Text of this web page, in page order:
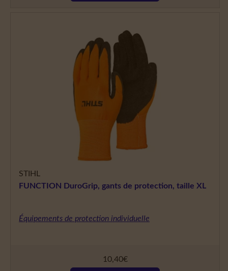
STIHL
FUNCTION DuroGrip, gants de protection, taille XL
Équipements de protection individuelle
10,40€